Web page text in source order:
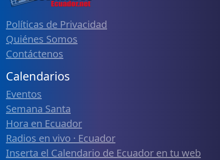
Políticas de Privacidad
Quiénes Somos
Contáctenos
Calendarios
Eventos
Semana Santa
Hora en Ecuador
Radios en vivo · Ecuador
Inserta el Calendario de Ecuador en tu web